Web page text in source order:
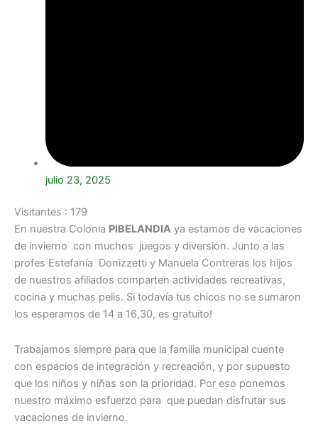
julio 23, 2025
Visitantes : 179
En nuestra Colonia PIBELANDIA ya estamos de vacaciones
de invierno con muchos juegos y diversión. Junto a las
profes Estefanía Donizzetti y Manuela Contreras los hijos
de nuestros afiliados comparten actividades recreativas,
cocina y muchas pelis. Si todavía tus chicos no se sumaron
los esperamos de 14 a 16,30, es gratuito!
Trabajamos siempre para que la familia municipal cuente
con espacios de integración y recreación, y por supuesto
que los niños y niñas son la prioridad. Por eso ponemos
nuestro máximo esfuerzo para que puedan disfrutar sus
vacaciones de invierno.